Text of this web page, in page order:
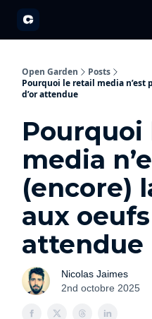
Open Garden
Posts
Pourquoi le retail media n’est
d’or attendue
media
(encore)
aux oeufs
attendue
Nicolas Jaimes
2nd octobre 2025